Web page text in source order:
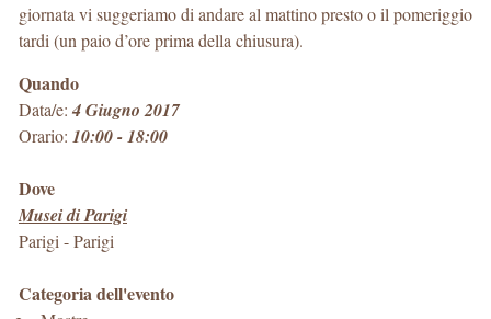
giornata vi suggeriamo di andare al mattino presto o il pomeriggio
tardi (un paio d’ore prima della chiusura).
Quando
Data/e: 4 Giugno 2017
Orario: 10:00 - 18:00
Dove
Musei di Parigi
Parigi -Parigi
Categoria dell'evento